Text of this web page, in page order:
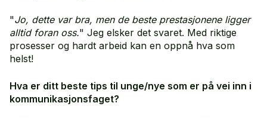
"Jo, dette var bra, men de beste prestasjonene ligger
alltid foran oss." Jeg elsker det svaret. Med riktige
prosesser og hardt arbeid kan en oppnå hva som
helst!
Hva er ditt beste tips til unge/nye som er på vei inn i
kommunikasjonsfaget?